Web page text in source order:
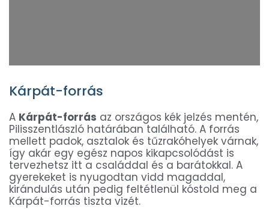
Kárpát-forrás
A Kárpát-forrás az országos kék jelzés mentén,
Pilisszentlászló határában található. A forrás
mellett padok, asztalok és tűzrakóhelyek várnak,
így akár egy egész napos kikapcsolódást is
tervezhetsz itt a családdal és a barátokkal. A
gyerekeket is nyugodtan vidd magaddal,
kirándulás után pedig feltétlenül kóstold meg a
Kárpát-forrás tiszta vizét.